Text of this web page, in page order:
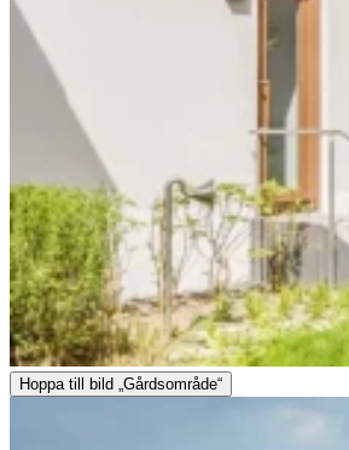
Hoppa till bild „Gårdsområde“